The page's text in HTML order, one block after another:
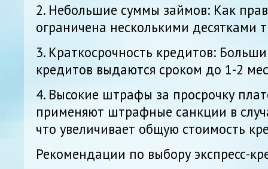
2. Небольшие суммы займов: Как
ограничена несколькими десятками
3. Краткосрочность кредитов:
кредитов выдаются сроком до 1-2
4. Высокие штрафы за просрочку
применяют штрафные санкции в
что увеличивает общую стоимость
Рекомендации по выбору экспресс-